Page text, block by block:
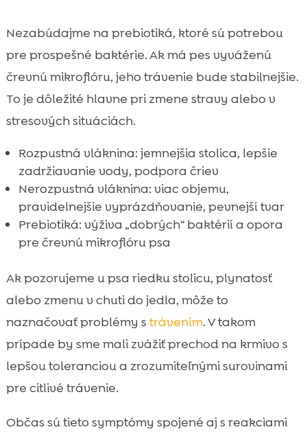
Nezabúdajme na prebiotiká, ktoré sú potrebou
pre prospešné baktérie. Ak má pes vyváženú
črevnú mikroflóru, jeho trávenie bude stabilnejšie.
To je dôležité hlavne pri zmene stravy alebo v
stresových situáciách.
Rozpustná vláknina: jemnejšia stolica, lepšie
zadržiavanie vody, podpora čriev
Nerozpustná vláknina: viac objemu,
pravidelnejšie vyprázdňovanie, pevnejší tvar
Prebiotiká: výživa „dobrých“ baktérií a opora
pre črevnú mikroflóru psa
Ak pozorujeme u psa riedku stolicu, plynatosť
alebo zmenu v chuti do jedla, môže to
naznačovať problémy s trávením. V takom
prípade by sme mali zvážiť prechod na krmivo s
lepšou toleranciou a zrozumiteľnými surovinami
pre citlivé trávenie.
Občas sú tieto symptómy spojené aj s reakciami